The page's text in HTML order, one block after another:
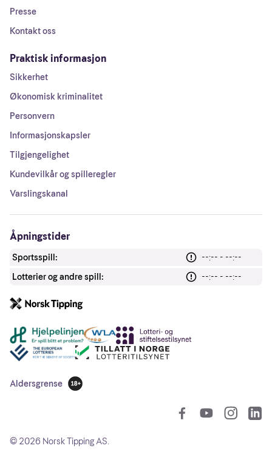
Presse
Kontakt oss
Praktisk informasjon
Sikkerhet
Økonomisk kriminalitet
Personvern
Informasjonskapsler
Tilgjengelighet
Kundevilkår og spilleregler
Varslingskanal
Åpningstider
Sportsspill:
--:-- - --:--
Lotterier og andre spill:
--:-- - --:--
Andre lenker
Aldersgrense
18 år
© 2026 Norsk Tipping AS.